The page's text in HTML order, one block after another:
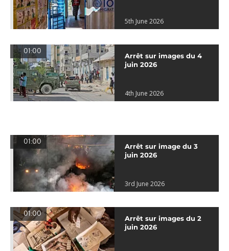
5th June 2026
01:00
Arrêt sur images du 4
juin 2026
4th June 2026
01:00
Arrêt sur image du 3
juin 2026
3rd June 2026
01:00
Arrêt sur images du 2
juin 2026